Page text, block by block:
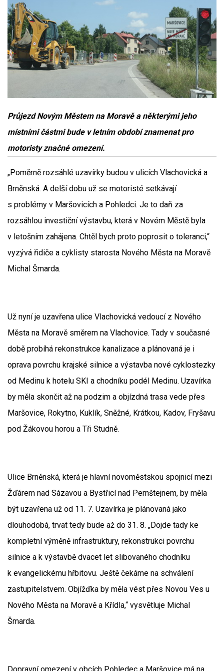
Průjezd Novým Městem na Moravě a některými jeho
místními částmi bude v letním období znamenat pro
motoristy značné omezení.
„Poměrně rozsáhlé uzavírky budou v ulicích Vlachovická a
Brněnská. A delší dobu už se motoristé setkávají
s problémy v Maršovicích a Pohledci. Je to daň za
rozsáhlou investiční výstavbu, která v Novém Městě byla
v letošním zahájena. Chtěl bych proto poprosit o toleranci,“
vyzývá řidiče a cyklisty starosta Nového Města na Moravě
Michal Šmarda.
Už nyní je uzavřena ulice Vlachovická vedoucí z Nového
Města na Moravě směrem na Vlachovice. Tady v současné
době probíhá rekonstrukce kanalizace a plánovaná je i
oprava povrchu krajské silnice a výstavba nové cyklostezky
od Medinu k hotelu SKI a chodníku podél Medinu. Uzavírka
by měla skončit až na podzim a objízdná trasa vede přes
Maršovice, Rokytno, Kuklík, Sněžné, Krátkou, Kadov, Fryšavu
pod Žákovou horou a Tři Studně.
Ulice Brněnská, která je hlavní novoměstskou spojnicí mezi
Žďárem nad Sázavou a Bystřicí nad Pernštejnem, by měla
být uzavřena už od 11. 7. Uzavírka je plánovaná jako
dlouhodobá, trvat tedy bude až do 31. 8. „Dojde tady ke
kompletní výměně infrastruktury, rekonstrukci povrchu
silnice a k výstavbě dvacet let slibovaného chodníku
k evangelickému hřbitovu. Ještě čekáme na schválení
zastupitelstvem. Objížďka by měla vést přes Novou Ves u
Nového Města na Moravě a Křídla,“ vysvětluje Michal
Šmarda.